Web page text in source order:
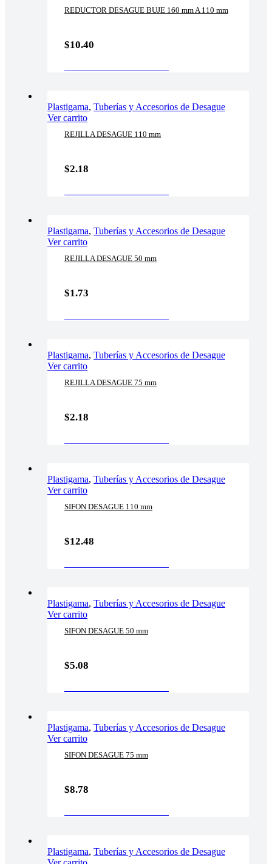
REDUCTOR DESAGUE BUJE 160 mm A 110 mm
$10.40
Plastigama, Tuberías y Accesorios de Desague
Ver carrito
REJILLA DESAGUE 110 mm
$2.18
Plastigama, Tuberías y Accesorios de Desague
Ver carrito
REJILLA DESAGUE 50 mm
$1.73
Plastigama, Tuberías y Accesorios de Desague
Ver carrito
REJILLA DESAGUE 75 mm
$2.18
Plastigama, Tuberías y Accesorios de Desague
Ver carrito
SIFON DESAGUE 110 mm
$12.48
Plastigama, Tuberías y Accesorios de Desague
Ver carrito
SIFON DESAGUE 50 mm
$5.08
Plastigama, Tuberías y Accesorios de Desague
Ver carrito
SIFON DESAGUE 75 mm
$8.78
Plastigama, Tuberías y Accesorios de Desague